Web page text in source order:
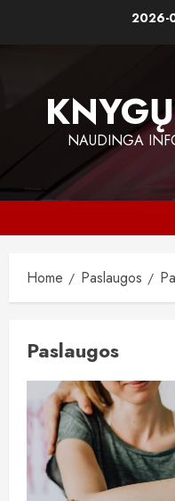
2026-
NAUDINGA
Home Paslaugos
Paslaugos